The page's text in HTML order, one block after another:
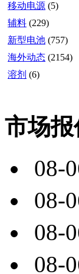
移动电源 (5)
辅料 (229)
新型电池 (757)
海外动态 (2154)
溶剂 (6)
市场报
08-
08-
08-
08-